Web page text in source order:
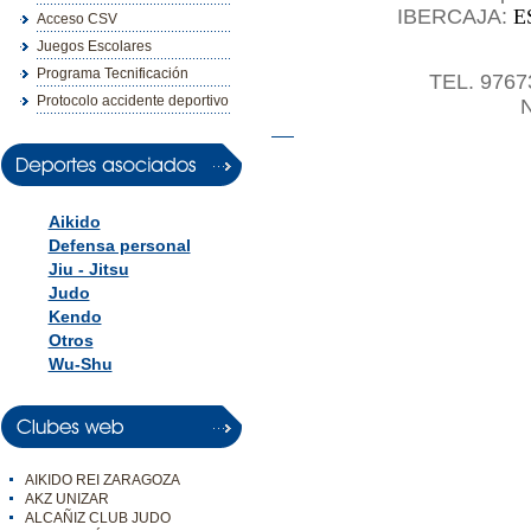
Acceso CSV
Juegos Escolares
Programa Tecnificación
Protocolo accidente deportivo
Aikido
Defensa personal
Jiu - Jitsu
Judo
Kendo
Otros
Wu-Shu
AIKIDO REI ZARAGOZA
AKZ UNIZAR
ALCAÑIZ CLUB JUDO
IBERCAJA:
TEL.